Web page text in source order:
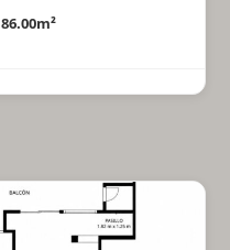
86.00m²